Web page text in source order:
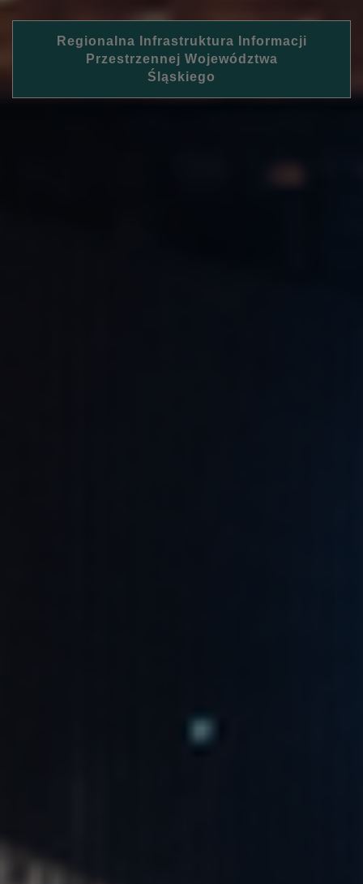
Regionalna Infrastruktura Informacji
Przestrzennej Województwa
Śląskiego